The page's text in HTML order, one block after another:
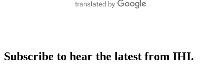
Subscribe to hear the latest from IHI.